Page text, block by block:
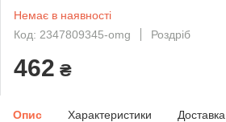
Немає в наявності
Код: 2347809345-omg
Роздріб
462 ₴
Опис Характеристики Доставка